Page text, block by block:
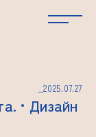
_2025.07.27
• Дизайн